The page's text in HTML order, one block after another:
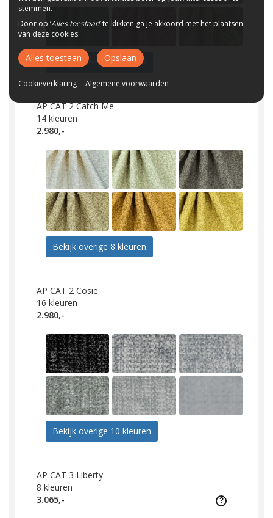
Bekijk overige 6 kleuren
AP CAT 2 Catch Me
14 kleuren
2.980,-
Bekijk overige 8 kleuren
AP CAT 2 Cosie
16 kleuren
2.980,-
Bekijk overige 10 kleuren
AP CAT 3 Liberty
8 kleuren
3.065,-
stemmen.
Door op ‘Alles toestaan’ te klikken ga je akkoord met het plaatsen
van deze cookies.
Alles toestaan Opslaan
Cookieverklaring Algemene voorwaarden